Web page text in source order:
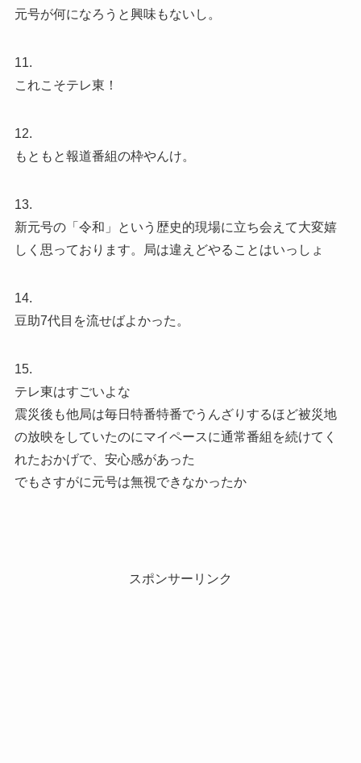
元号が何になろうと興味もないし。
11.
これこそテレ東！
12.
もともと報道番組の枠やんけ。
13.
新元号の「令和」という歴史的現場に立ち会えて大変嬉
しく思っております。局は違えどやることはいっしょ
14.
豆助7代目を流せばよかった。
15.
テレ東はすごいよな
震災後も他局は毎日特番特番でうんざりするほど被災地
の放映をしていたのにマイペースに通常番組を続けてく
れたおかげで、安心感があった
でもさすがに元号は無視できなかったか
スポンサーリンク